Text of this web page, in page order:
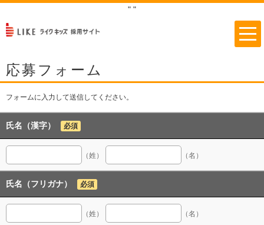
" "
応募フォーム
フォームに入力して送信してください。
氏名（漢字） 必須
（姓） （名）
氏名（フリガナ） 必須
（姓） （名）